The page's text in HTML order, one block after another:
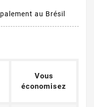
au Brésil
Vous
économisez